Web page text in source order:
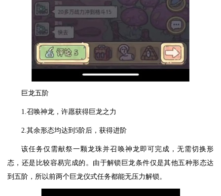
巨龙五阶
1.召唤神龙，许愿获得巨龙之力
2.其余形态均达到5阶后，获得进阶
该任务仅需献祭一颗龙珠并召唤神龙即可完成，无需切换形
态，还是比较容易完成的。由于解锁巨龙条件仅是其他五种形态达
到五阶，所以前两个巨龙仪式任务都能无压力解锁。